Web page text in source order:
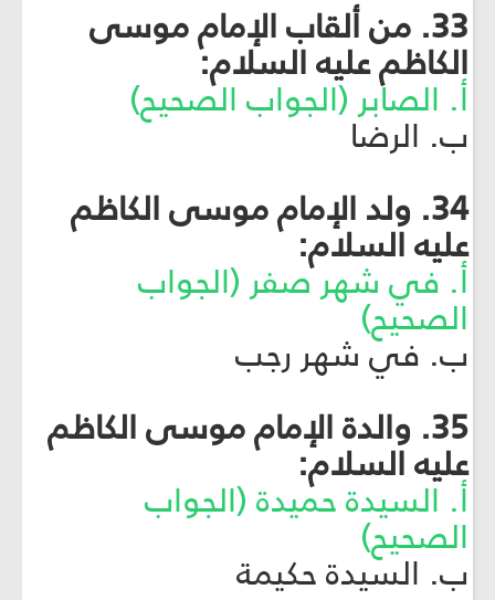
33. من ألقاب الإمام موسى
الكاظم عليه السلام:
أ. الصابر (الجواب الصحيح)
ب. الرضا
34. ولد الإمام موسى الكاظم
عليه السلام:
أ. في شهر صفر (الجواب
الصحيح)
ب. في شهر رجب
35. والدة الإمام موسى الكاظم
عليه السلام:
أ. السيدة حميدة (الجواب
الصحيح)
ب. السيدة حكيمة